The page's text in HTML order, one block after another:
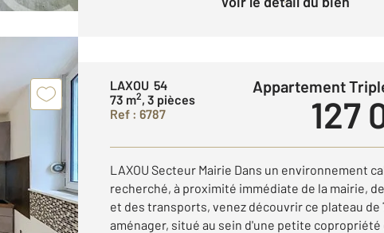
LAXOU 54
73 m2, 3 pièces
Ref : 6787
Appartement
LAXOU Secteur Mairie Dans un environnement
recherché, à proximité immédiate de la mairie,
et des transports, venez découvrir ce plateau de
aménager, situé au sein d'une petite